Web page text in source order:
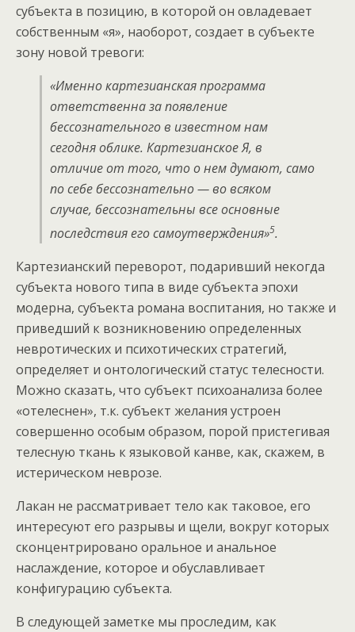
субъекта в позицию, в которой он овладевает
собственным «я», наоборот, создает в субъекте
зону новой тревоги:
«Именно картезианская программа
ответственна за появление
бессознательного в известном нам
сегодня облике. Картезианское Я, в
отличие от того, что о нем думают, само
по себе бессознательно — во всяком
случае, бессознательны все основные
последствия его самоутверждения»5.
Картезианский переворот, подаривший некогда
субъекта нового типа в виде субъекта эпохи
модерна, субъекта романа воспитания, но также и
приведший к возникновению определенных
невротических и психотических стратегий,
определяет и онтологический статус телесности.
Можно сказать, что субъект психоанализа более
«отелеснен», т.к. субъект желания устроен
совершенно особым образом, порой пристегивая
телесную ткань к языковой канве, как, скажем, в
истерическом неврозе.
Лакан не рассматривает тело как таковое, его
интересуют его разрывы и щели, вокруг которых
сконцентрировано оральное и анальное
наслаждение, которое и обуславливает
конфигурацию субъекта.
В следующей заметке мы проследим, как